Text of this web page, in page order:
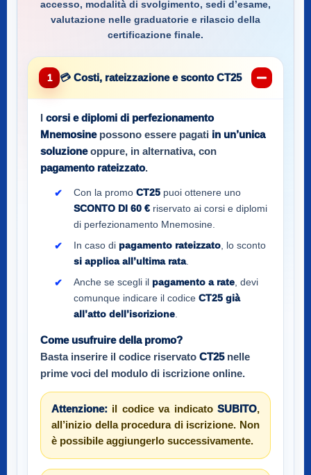
accesso, modalità di svolgimento, sedi d’esame,
valutazione nelle graduatorie e rilascio della
certificazione finale.
1 💳 Costi, rateizzazione e sconto CT25
corsi e diplomi di perfezionamento
Mnemosinepossono essere pagati in un’unica
soluzioneoppure, in alternativa, con
pagamento rateizzato.
Con la promo CT25 puoi ottenere uno
SCONTO DI 60 € riservato ai corsi e diplomi
di perfezionamento Mnemosine.
In caso di pagamento rateizzato , lo sconto
si applica all’ultima rata.
Anche se scegli il pagamento a rate , devi
comunque indicare il codice CT25 già
all’atto dell’iscrizione
Come usufruire della promo?
Basta inserire il codice riservato CT25nelle
prime voci del modulo di iscrizione online.
Attenzione: il codice va indicato SUBITO,
all’inizio della procedura di iscrizione. Non
è possibile aggiungerlo successivamente.